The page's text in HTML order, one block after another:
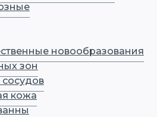
новообразования
зон
кожа